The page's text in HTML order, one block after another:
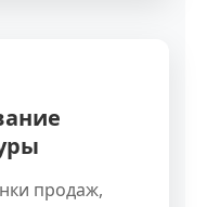
продаж,